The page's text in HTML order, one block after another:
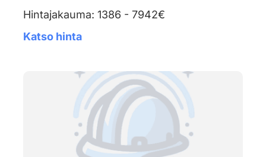
Hintajakauma: 1386 - 7942€
Katso hinta